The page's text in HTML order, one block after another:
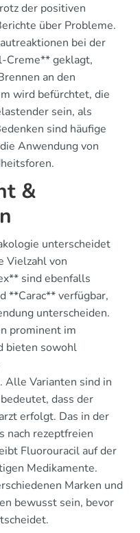
der positiven
über Probleme.
bei der
Creme** geklagt,
an den
wird befürchtet, die
sein, als
sind häufige
Anwendung von
&
unterscheidet
Vielzahl von
sind ebenfalls
**Carac** verfügbar,
unterscheiden.
prominent im
bieten sowohl
Alle Varianten sind in
dass der
erfolgt. Das in der
nach rezeptfreien
Fluorouracil auf der
Medikamente.
Marken und
bewusst sein, bevor